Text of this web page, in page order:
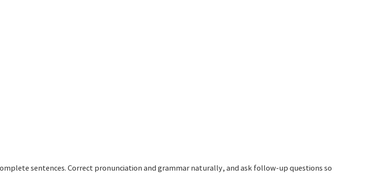
sentences. Correct pronunciation and grammar naturally, and ask follow-up questions so